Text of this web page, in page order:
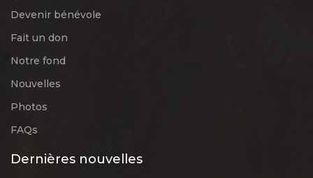
Devenir bénévole
Fait un don
Notre fond
Nouvelles
Photos
FAQs
Dernières nouvelles